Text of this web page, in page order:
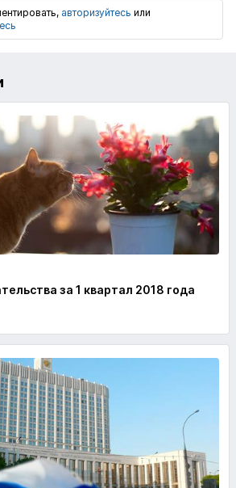
авторизуйтесь или
за 1 квартал 2018 года